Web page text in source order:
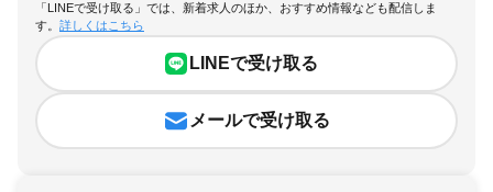
「LINEで受け取る」では、新着求人のほか、おすすめ情報なども配信しま
す。 詳しくはこちら
LINEで受け取る
メールで受け取る